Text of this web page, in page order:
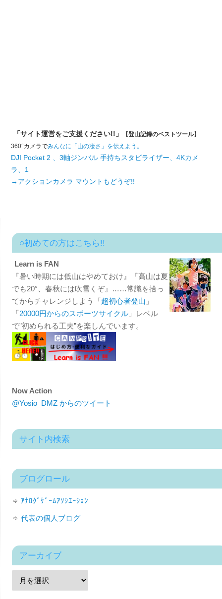
「サイト運営をご支援ください!!」
【登山記録のベストツール】
360°カメラでみんなに「山の凄さ」を伝えよう。
DJI Pocket 2 、3軸ジンバル 手持ちスタビライザー、4Kカメ
ラ、1
→アクションカメラ マウントもどうぞ!!
○初めての方はこちら!!
Learn is FAN
『暑い時期には低山はやめておけ』『高山は夏
でも20°、春秋には吹雪くぞ』……常識を拾っ
てからチャレンジしよう「超初心者登山 」
「20000円からのスポーツサイクル」レベル
で”初められる工夫”を楽しんでいます。
Now Action
@Yosio_DMZ からのツイート
サイト内検索
ブログロール
ｱﾅﾛｸﾞｹﾞｰﾑｱｿｼｴｰｼｮﾝ
代表の個人ブログ
アーカイブ